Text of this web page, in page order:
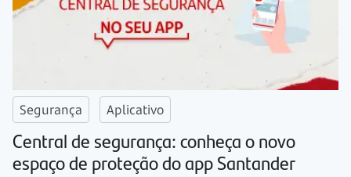
Segurança Aplicativo
Central de segurança: conheça o novo
espaço de proteção do app Santander